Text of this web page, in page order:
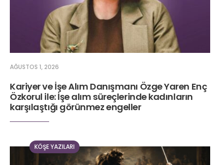
AĞUSTOS 1, 2026
Kariyer ve İşe Alım Danışmanı Özge Yaren Enç
Özkorul ile: İşe alım süreçlerinde kadınların
karşılaştığı görünmez engeller
KÖŞE YAZILARI